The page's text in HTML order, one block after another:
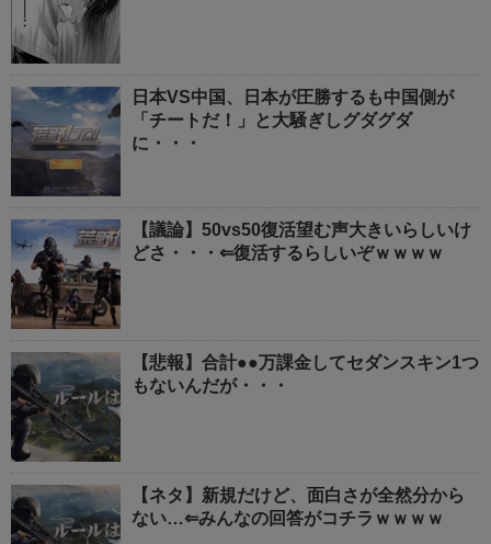
日本VS中国、日本が圧勝するも中国側が
「チートだ！」と大騒ぎしグダグダ
に・・・
【議論】50vs50復活望む声大きいらしいけ
どさ・・・⇐復活するらしいぞｗｗｗｗ
【悲報】合計●●万課金してセダンスキン1つ
もないんだが・・・
【ネタ】新規だけど、面白さが全然分から
ない…⇐みんなの回答がコチラｗｗｗｗ